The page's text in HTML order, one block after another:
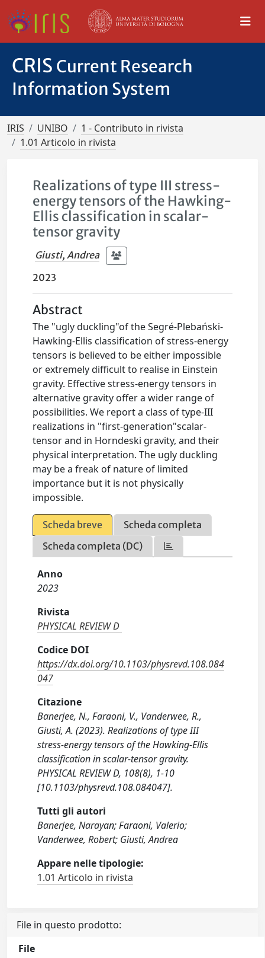
CRIS Current Research
Information System
IRIS UNIBO
1 - Contributo in rivista
1.01 Articolo in rivista
Realizations of type III stress-
energy tensors of the Hawking-
Ellis classification in scalar-
tensor gravity
Giusti, Andrea
2023
Abstract
The "ugly duckling"of the Segré-Plebański-
Hawking-Ellis classification of stress-energy
tensors is believed to be either impossible
or extremely difficult to realise in Einstein
gravity. Effective stress-energy tensors in
alternative gravity offer a wider range of
possibilities. We report a class of type-III
realizations in "first-generation"scalar-
tensor and in Horndeski gravity, and their
physical interpretation. The ugly duckling
may be a freak of nature of limited
importance but it is not physically
impossible.
Scheda breve
Scheda completa
Scheda completa (DC)
Anno
2023
Rivista
PHYSICAL REVIEW D
Codice DOI
https://dx.doi.org/10.1103/physrevd.108.084
047
Citazione
Banerjee, N., Faraoni, V., Vanderwee, R.,
Giusti, A. (2023). Realizations of type III
stress-energy tensors of the Hawking-Ellis
classification in scalar-tensor gravity.
PHYSICAL REVIEW D, 108(8), 1-10
[10.1103/physrevd.108.084047].
Tutti gli autori
Banerjee, Narayan; Faraoni, Valerio;
Vanderwee, Robert; Giusti, Andrea
Appare nelle tipologie:
1.01 Articolo in rivista
File in questo prodotto:
File